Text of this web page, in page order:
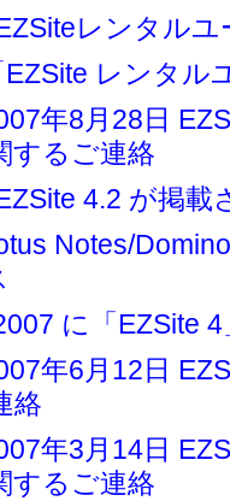
レンタル
レンタル
年8月28日
するご連絡
4.2 が掲載
Notes/
に「EZSite
年6月12日
絡
年3月14日
するご連絡